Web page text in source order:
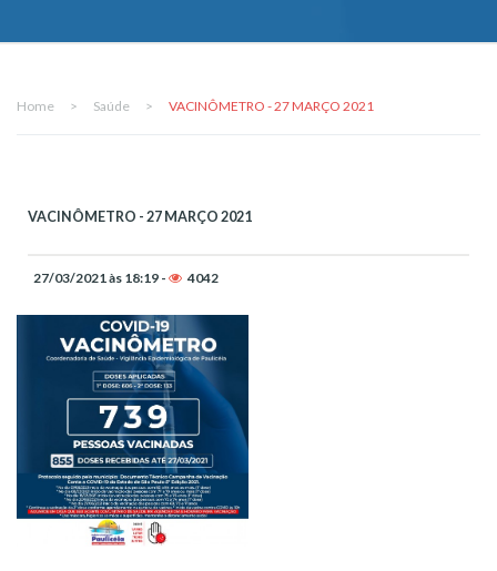
Home > Saúde > VACINÔMETRO - 27 MARÇO 2021
VACINÔMETRO - 27 MARÇO 2021
27/03/2021 às 18:19 - 4042